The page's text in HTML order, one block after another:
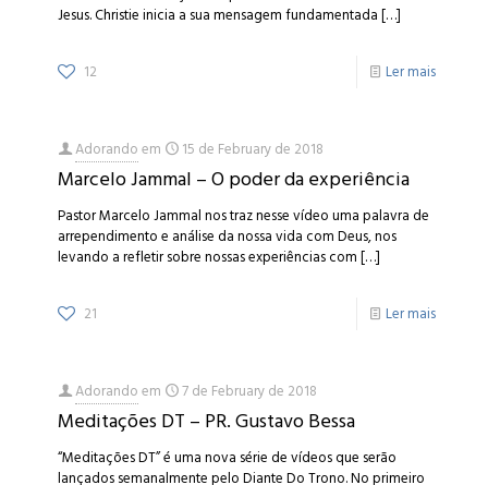
Jesus. Christie inicia a sua mensagem fundamentada[…]
12 Ler mais
Adorandoem 15 de February de 2018
Marcelo Jammal – O poder da experiência
Pastor Marcelo Jammal nos traz nesse vídeo uma palavra de
arrependimento e análise da nossa vida com Deus, nos
levando a refletir sobre nossas experiências com[…]
21 Ler mais
Adorandoem 7 de February de 2018
Meditações DT – PR. Gustavo Bessa
“Meditações DT” é uma nova série de vídeos que serão
lançados semanalmente pelo Diante Do Trono. No primeiro